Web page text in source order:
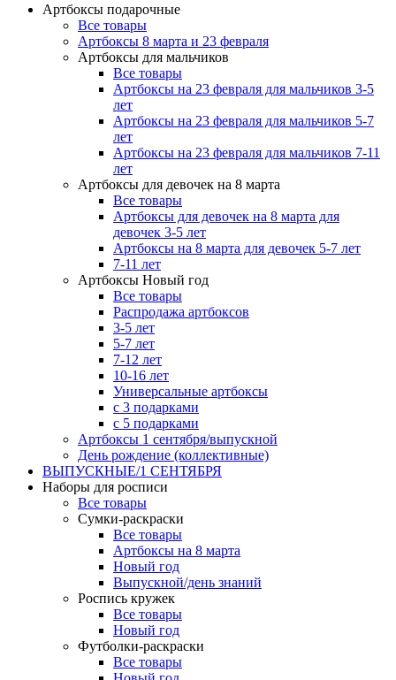
Артбоксы подарочные
Все товары
Артбоксы 8 марта и 23 февраля
Артбоксы для мальчиков
Все товары
Артбоксы на 23 февраля для мальчиков 3-5
лет
Артбоксы на 23 февраля для мальчиков 5-7
лет
Артбоксы на 23 февраля для мальчиков 7-11
лет
Артбоксы для девочек на 8 марта
Все товары
Артбоксы для девочек на 8 марта для
девочек 3-5 лет
Артбоксы на 8 марта для девочек 5-7 лет
7-11 лет
Артбоксы Новый год
Все товары
Распродажа артбоксов
3-5 лет
5-7 лет
7-12 лет
10-16 лет
Универсальные артбоксы
с 3 подарками
с 5 подарками
Артбоксы 1 сентября/выпускной
День рождение (коллективные)
ВЫПУСКНЫЕ/1 СЕНТЯБРЯ
Наборы для росписи
Все товары
Сумки-раскраски
Все товары
Артбоксы на 8 марта
Новый год
Выпускной/день знаний
Роспись кружек
Все товары
Новый год
Футболки-раскраски
Все товары